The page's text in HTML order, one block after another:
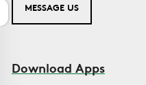
MESSAGE US
Download Apps